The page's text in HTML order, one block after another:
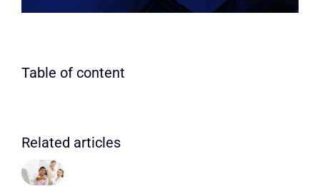
Table of content
Related articles